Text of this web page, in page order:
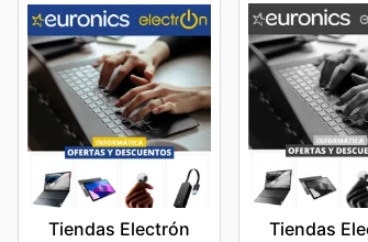
Tiendas Electrón Tiendas